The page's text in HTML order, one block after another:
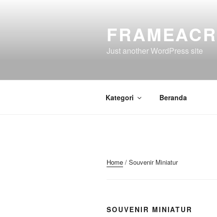
Just another WordPress site
Kategori Beranda
Home / Souvenir Miniatur
SOUVENIR MINIATUR